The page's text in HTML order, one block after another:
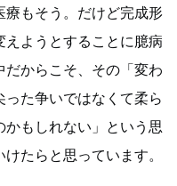
療もそう。だけど完成形
ようとすることに臆病
からこそ、その「変わ
た争いではなくて柔ら
もしれない」という思
たらと思っています。